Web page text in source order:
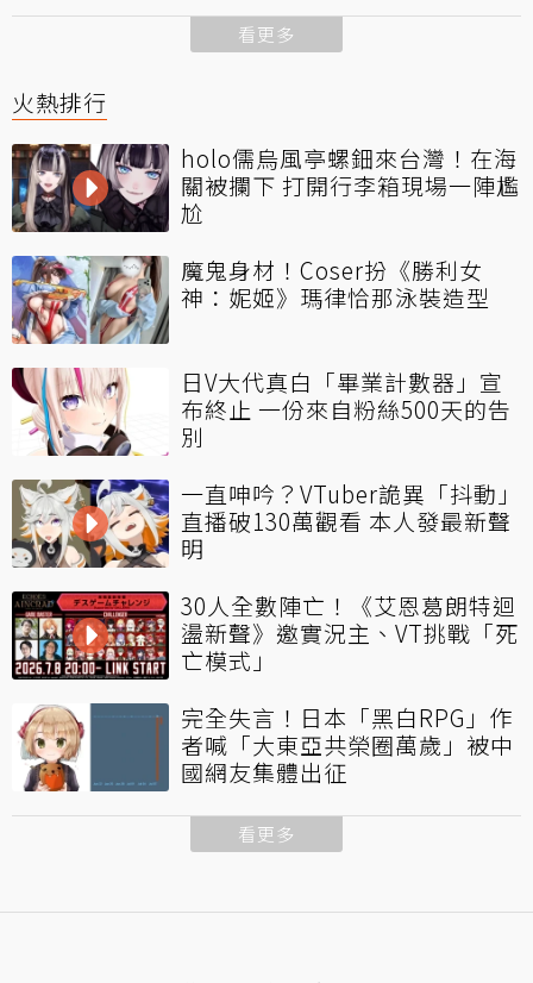
看更多
火熱排行
holo儒烏風亭螺鈿來台灣！在海
關被攔下 打開行李箱現場一陣尷
尬
魔鬼身材！Coser扮《勝利女
神：妮姬》瑪律恰那泳裝造型
日V大代真白「畢業計數器」宣
布終止 一份來自粉絲500天的告
別
一直呻吟？VTuber詭異「抖動」
直播破130萬觀看 本人發最新聲
明
30人全數陣亡！《艾恩葛朗特迴
盪新聲》邀實況主、VT挑戰「死
亡模式」
完全失言！日本「黑白RPG」作
者喊「大東亞共榮圈萬歲」被中
國網友集體出征
看更多